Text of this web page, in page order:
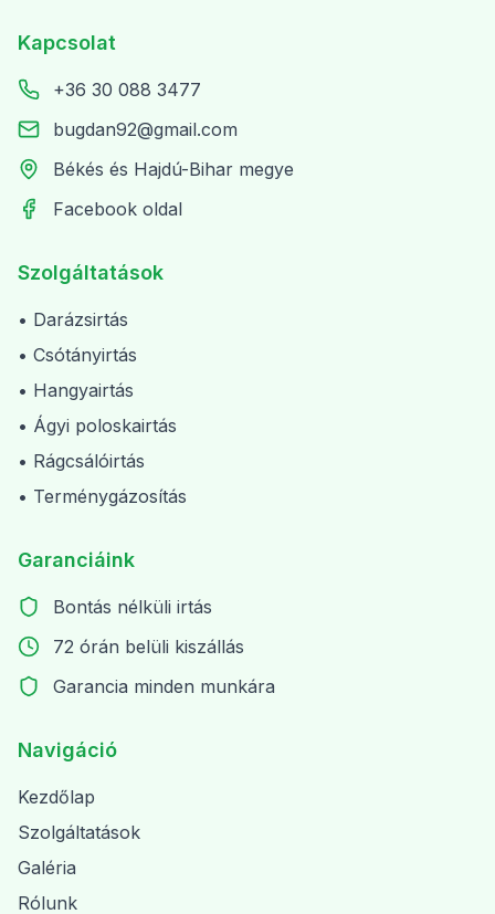
Kapcsolat
+36 30 088 3477
bugdan92@gmail.com
Békés és Hajdú-Bihar megye
Facebook oldal
Szolgáltatások
• Darázsirtás
• Csótányirtás
• Hangyairtás
• Ágyi poloskairtás
• Rágcsálóirtás
• Terménygázosítás
Garanciáink
Bontás nélküli irtás
72 órán belüli kiszállás
Garancia minden munkára
Navigáció
Kezdőlap
Szolgáltatások
Galéria
Rólunk